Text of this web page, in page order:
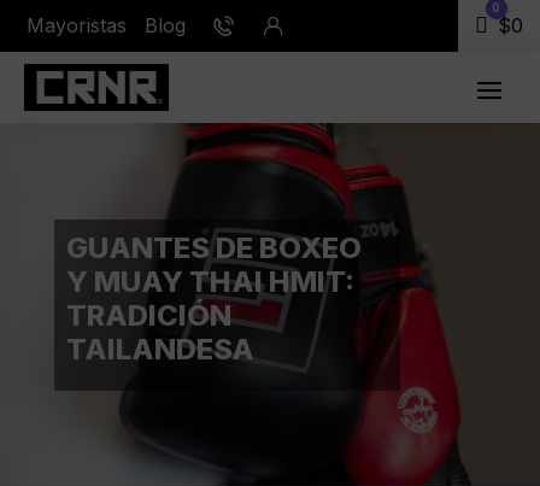
Mayoristas Blog Carro
0
$0
GUANTES DE BOXEO
Y MUAY THAI HMIT:
TRADICIÓN
TAILANDESA